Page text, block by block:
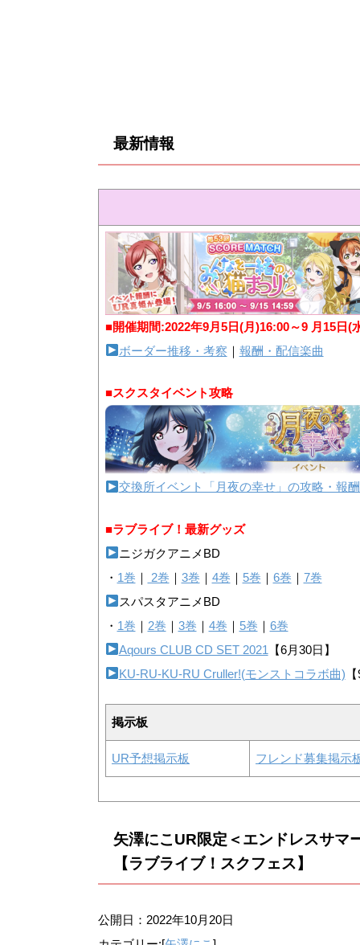
最新情報
■開催期間:2022年9月5日(月)16:00～9 月15日(
ボーダー推移・考察 ｜ 報酬・配信楽曲
■スクスタイベント攻略
交換所イベント「月夜の幸せ」の攻略・報
■ラブライブ！最新グッズ
ニジガクアニメBD
・ 1巻 ｜ 2巻 ｜ 3巻 ｜ 4巻 ｜ 5巻 ｜ 6巻 ｜ 7巻
スパスタアニメBD
・ 1巻 ｜ 2巻 ｜ 3巻 ｜ 4巻 ｜ 5巻 ｜ 6巻
Aqours CLUB CD SET 2021 【6月30日】
KU-RU-KU-RU Cruller!(モンストコラボ曲)
掲示板
UR予想掲示板 フレンド募集掲示
矢澤にこUR限定＜エンドレスサマ
【ラブライブ！スクフェス】
公開日： 2022年10月20日